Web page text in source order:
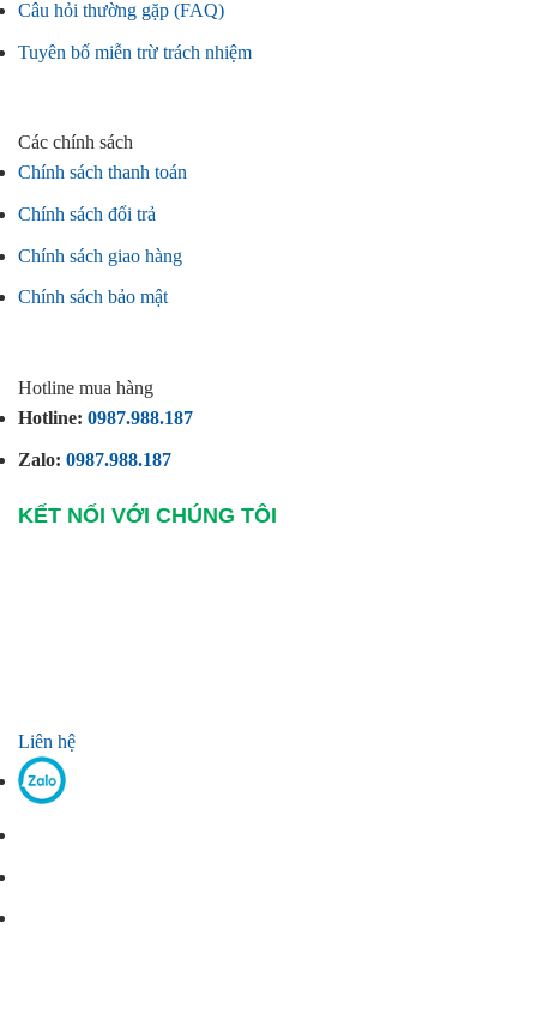
Câu hỏi thường gặp (FAQ)
Tuyên bố miễn trừ trách nhiệm
Các chính sách
Chính sách thanh toán
Chính sách đổi trả
Chính sách giao hàng
Chính sách bảo mật
Hotline mua hàng
Hotline: 0987.988.187
Zalo: 0987.988.187
KẾT NỐI VỚI CHÚNG TÔI
Liên hệ